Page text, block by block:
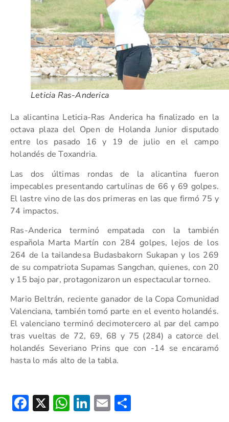
Leticia Ras-Anderica
La alicantina Leticia-Ras Anderica ha finalizado en la
octava plaza del Open de Holanda Junior disputado
entre los pasado 16 y 19 de julio en el campo
holandés de Toxandria.
Las dos últimas rondas de la alicantina fueron
impecables presentando cartulinas de 66 y 69 golpes.
El lastre vino de las dos primeras en las que firmó 75 y
74 impactos.
Ras-Anderica terminó empatada con la también
española Marta Martín con 284 golpes, lejos de los
264 de la tailandesa Budasbakorn Sukapan y los 269
de su compatriota Supamas Sangchan, quienes, con 20
y 15 bajo par, protagonizaron un espectacular torneo.
Mario Beltrán, reciente ganador de la Copa Comunidad
Valenciana, también tomó parte en el evento holandés.
El valenciano terminó decimotercero al par del campo
tras vueltas de 72, 69, 68 y 75 (284) a catorce del
holandés Severiano Prins que con -14 se encaramó
hasta lo más alto de la tabla.
Facebook
X WhatsApp
LinkedIn
Email